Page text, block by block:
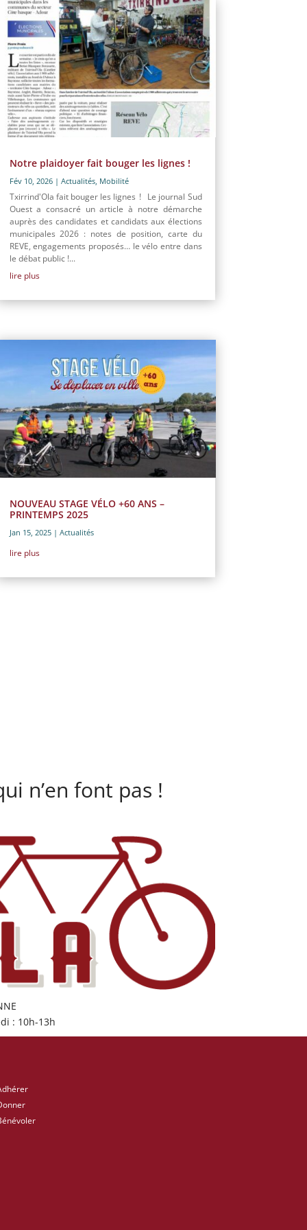
Notre plaidoyer fait bouger les lignes !
Fév 10, 2026| Actualités, Mobilité
Txirrind'Ola fait bouger les lignes ! Le journal Sud
Ouest a consacré un article à notre démarche
auprès des candidates et candidats aux élections
municipales 2026 : notes de position, carte du
REVE, engagements proposés… le vélo entre dans
le débat public !...
lire plus
NOUVEAU STAGE VÉLO +60 ANS –
PRINTEMPS 2025
Jan 15, 2025| Actualités
lire plus
n’en font pas !
: 10h-13h